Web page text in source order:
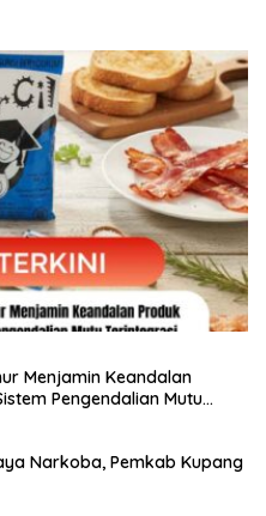
Menjamin Keandalan
Pengendalian Mutu
Narkoba, Pemkab Kupang